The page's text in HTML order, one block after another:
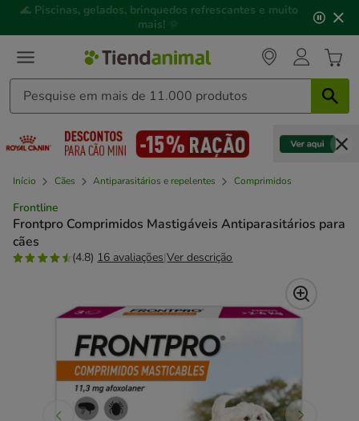
3,
mensagem,
🌊 Piscinas, gelados, brinquedos refrescantes e muito
mais! 🌞
Início Cães Antiparasitários e repelentes Comprimidos
Frontline
Frontpro Comprimidos Mastigáveis Antiparasitários para
cães
(4.8) 16 avaliações|Ver descrição